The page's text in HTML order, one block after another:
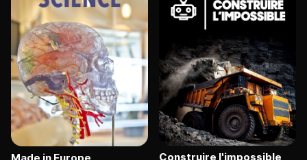
Construire l'impossible